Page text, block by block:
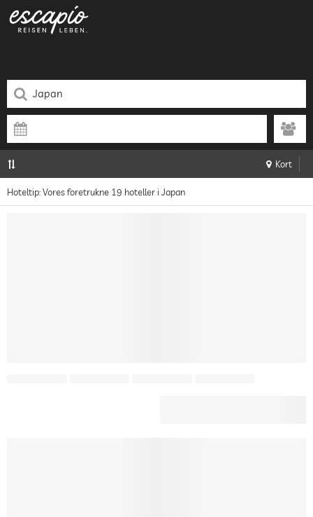
Kort
Hoteltip: Vores foretrukne 19 hoteller i Japan